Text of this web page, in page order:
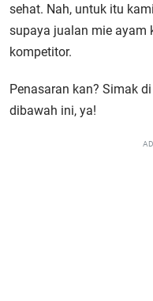
sehat. Nah, untuk itu
supaya jualan mie ayam
kompetitor.
Penasaran kan? Simak
dibawah ini, ya!